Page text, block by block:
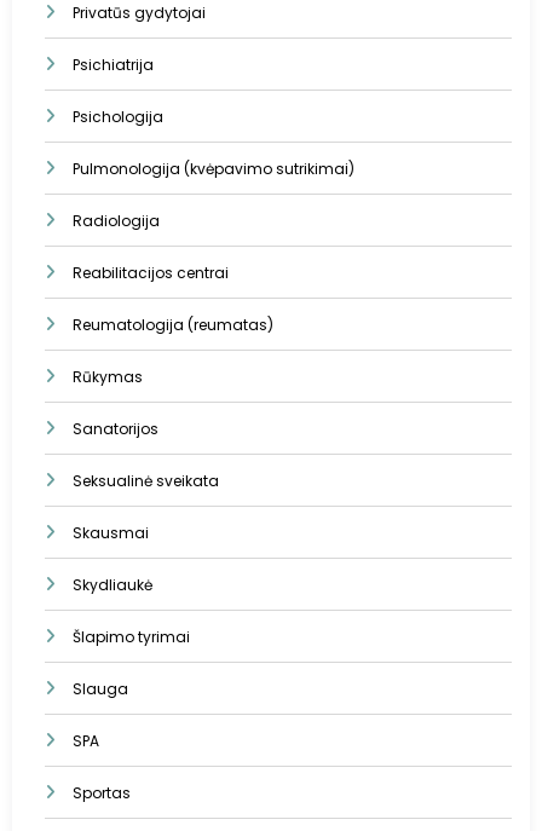
Privatūs gydytojai
Psichiatrija
Psichologija
Pulmonologija (kvėpavimo sutrikimai)
Radiologija
Reabilitacijos centrai
Reumatologija (reumatas)
Rūkymas
Sanatorijos
Seksualinė sveikata
Skausmai
Skydliaukė
Šlapimo tyrimai
Slauga
SPA
Sportas